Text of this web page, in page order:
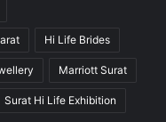
Hi Life Brides
Marriott Surat
Surat Hi Life Exhibition